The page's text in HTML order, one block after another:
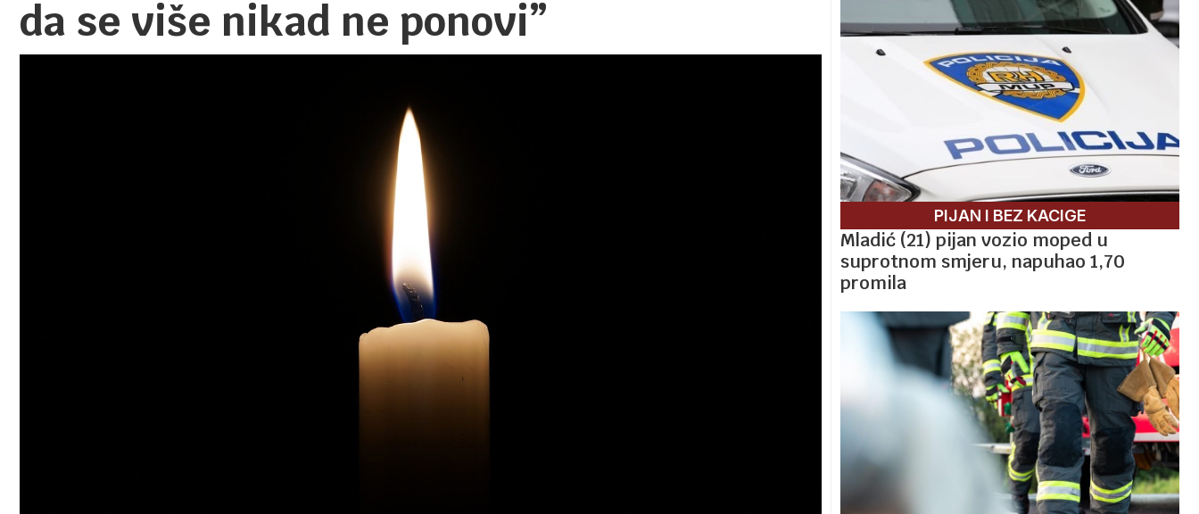
da se više nikad ne ponovi”
PIJAN I BEZ KACIGE
Mladić (21) pijan vozio moped u
suprotnom smjeru, napuhao 1,70
promila